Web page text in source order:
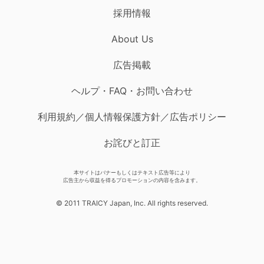
採用情報
About Us
広告掲載
ヘルプ・FAQ・お問い合わせ
利用規約／個人情報保護方針／広告ポリシー
お詫びと訂正
本サイトはバナーもしくはテキスト広告等により
広告主から収益を得るプロモーションの内容を含みます。
© 2011 TRAICY Japan, Inc. All rights reserved.